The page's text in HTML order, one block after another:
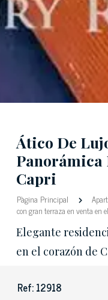
Ático De
Panorámica
Capri
Pàgina Principal
con gran terraza en venta en
Elegante
en el corazón de
Ref: 12918